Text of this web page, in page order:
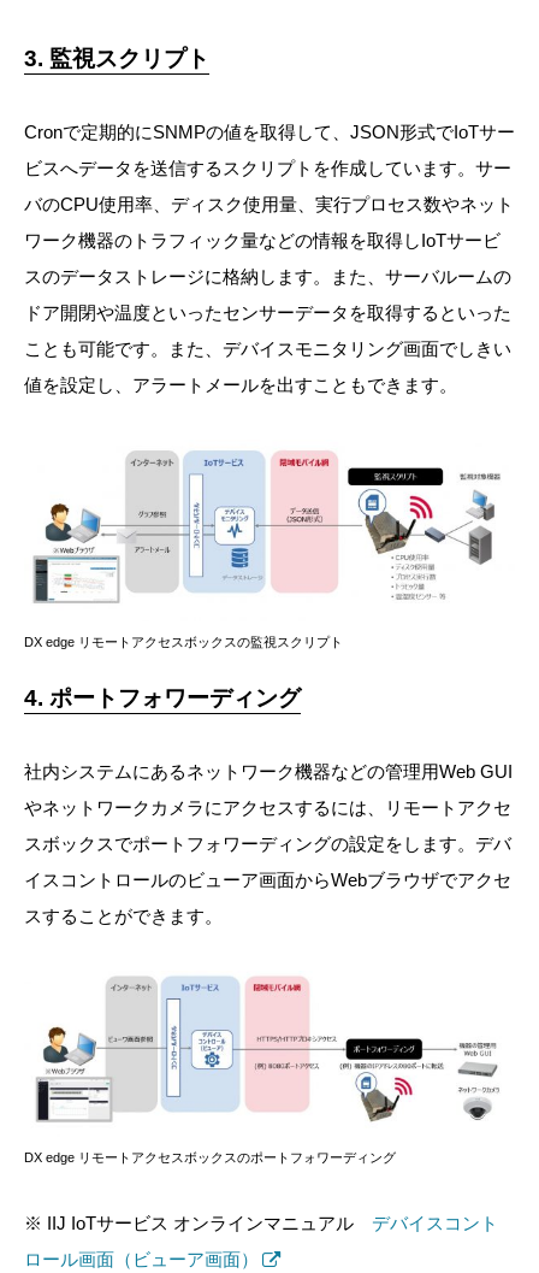
3. 監視スクリプト
Cronで定期的にSNMPの値を取得して、JSON形式でIoTサー
ビスへデータを送信するスクリプトを作成しています。サー
バのCPU使用率、ディスク使用量、実行プロセス数やネット
ワーク機器のトラフィック量などの情報を取得しIoTサービ
スのデータストレージに格納します。また、サーバルームの
ドア開閉や温度といったセンサーデータを取得するといった
ことも可能です。また、デバイスモニタリング画面でしきい
値を設定し、アラートメールを出すこともできます。
DX edge リモートアクセスボックスの監視スクリプト
4. ポートフォワーディング
社内システムにあるネットワーク機器などの管理用Web GUI
やネットワークカメラにアクセスするには、リモートアクセ
スボックスでポートフォワーディングの設定をします。デバ
イスコントロールのビューア画面からWebブラウザでアクセ
スすることができます。
DX edge リモートアクセスボックスのポートフォワーディング
※ IIJ IoTサービス オンラインマニュアル デバイスコント
ロール画面（ビューア画面）